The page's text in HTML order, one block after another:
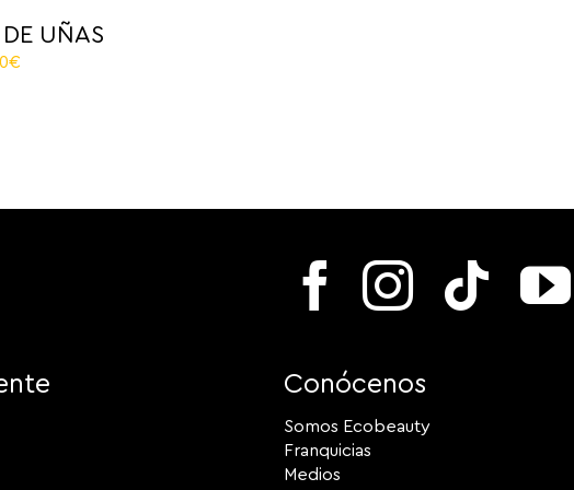
UÑAS
€El
Conócenos
Somos Ecobeauty
Franquicias
Medios